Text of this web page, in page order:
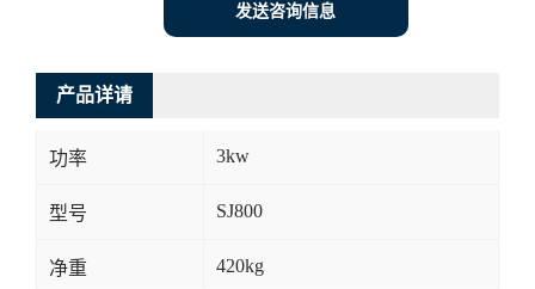
发送咨询信息
产品详请
功率 3kw
型号 SJ800
净重 420kg